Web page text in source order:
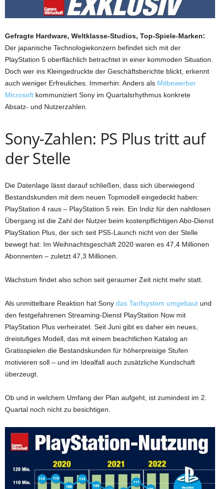
Gefragte Hardware, Weltklasse-Studios, Top-Spiele-Marken:
Der japanische Technologiekonzern befindet sich mit der
PlayStation 5 oberflächlich betrachtet in einer kommoden Situation.
Doch wer ins Kleingedruckte der Geschäftsberichte blickt, erkennt
auch weniger Erfreuliches. Immerhin: Anders als Mitbewerber
Microsoft kommuniziert Sony im Quartalsrhythmus konkrete
Absatz- und Nutzerzahlen.
Sony-Zahlen: PS Plus tritt auf
der Stelle
Die Datenlage lässt darauf schließen, dass sich überwiegend
Bestandskunden mit dem neuen Topmodell eingedeckt haben:
PlayStation 4 raus – PlayStation 5 rein. Ein Indiz für den nahtlosen
Übergang ist die Zahl der Nutzer beim kostenpflichtigen Abo-Dienst
PlayStation Plus, der sich seit PS5-Launch nicht von der Stelle
bewegt hat: Im Weihnachtsgeschäft 2020 waren es 47,4 Millionen
Abonnenten – zuletzt 47,3 Millionen.
Wachstum findet also schon seit geraumer Zeit nicht mehr statt.
Als unmittelbare Reaktion hat Sony das Tarifsystem umgebaut und
den festgefahrenen Streaming-Dienst PlayStation Now mit
PlayStation Plus verheiratet. Seit Juni gibt es daher ein neues,
dreistufiges Modell, das mit einem beachtlichen Katalog an
Gratisspielen die Bestandskunden für höherpreisige Stufen
motivieren soll – und im Idealfall auch zusätzliche Kundschaft
überzeugt.
Ob und in welchem Umfang der Plan aufgeht, ist zumindest im 2.
Quartal noch nicht zu besichtigen.